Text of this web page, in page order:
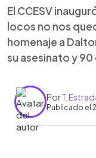
El CCESV
locos no nos
homenaje a
su asesinato y
PorT.
Publicado el